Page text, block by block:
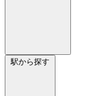
駅から探す